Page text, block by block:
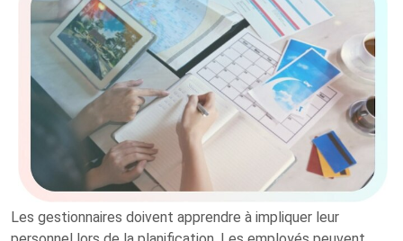
Les gestionnaires doivent apprendre à impliquer leur